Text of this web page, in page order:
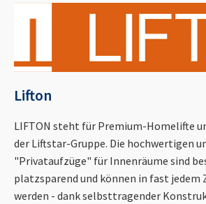
Lifton
LIFTON steht für Premium-Homelifte
der Liftstar-Gruppe. Die hochwertigen
"Privataufzüge" für Innenräume sind
platzsparend und können in fast jedem
werden - dank selbsttragender